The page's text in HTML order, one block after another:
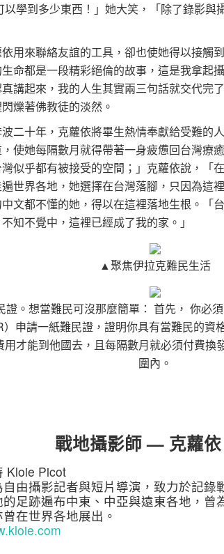
以學到多少東西！」她大笑，「除了錄影與
用來聯絡友誼的工具，卻也使她得以接觸
命都是一段精彩絕倫的故事，這是我拿起
講起來，我的人生其實兩三句話就交代完
爍著佛教徒的淡然。
二十年，克蘿依將畢生熱情奉獻給受難的
使她每隔數月就得帶著一身疲憊回台灣療
似乎都有被接受的空間；」克蘿依說，「
世界各地，她選擇在台灣落腳，只因為這
文都不懂的她，得以在這裡落地生根。「
知不覺中，這裡已經成了我的家。」
▲聚焦伊拉克難民生活
。想當難民可沒那麼簡單： 首先， 你必
）申請一紙難民證，證明你具有當難民的資
才能到他國去，且每隔數月就必須付費換
圍內。
戰地攝影師 — 克蘿
Kloie Picot
由攝影記者與短片導演，致力於記錄
足跡遍布中東、中亞與遠東各地，曾
在世界各地展出。